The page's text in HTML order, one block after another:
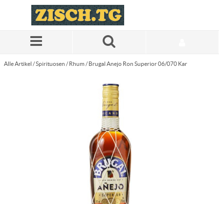
Zum Hauptinhalt springen
Alle Artikel /Spirituosen / Rhum / Brugal Anejo Ron Superior 06/070 Kar